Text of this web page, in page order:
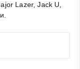
Lazer, Jack U,